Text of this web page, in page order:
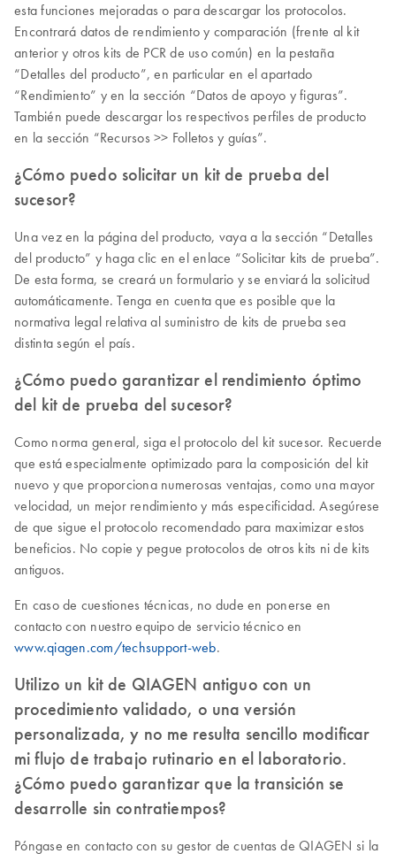
esta funciones mejoradas o para descargar los protocolos.
Encontrará datos de rendimiento y comparación (frente al kit
anterior y otros kits de PCR de uso común) en la pestaña
“Detalles del producto”, en particular en el apartado
“Rendimiento” y en la sección “Datos de apoyo y figuras”.
También puede descargar los respectivos perfiles de producto
en la sección “Recursos >> Folletos y guías”.
¿Cómo puedo solicitar un kit de prueba del
sucesor?
Una vez en la página del producto, vaya a la sección “Detalles
del producto” y haga clic en el enlace “Solicitar kits de prueba”.
De esta forma, se creará un formulario y se enviará la solicitud
automáticamente. Tenga en cuenta que es posible que la
normativa legal relativa al suministro de kits de prueba sea
distinta según el país.
¿Cómo puedo garantizar el rendimiento óptimo
del kit de prueba del sucesor?
Como norma general, siga el protocolo del kit sucesor. Recuerde
que está especialmente optimizado para la composición del kit
nuevo y que proporciona numerosas ventajas, como una mayor
velocidad, un mejor rendimiento y más especificidad. Asegúrese
de que sigue el protocolo recomendado para maximizar estos
beneficios. No copie y pegue protocolos de otros kits ni de kits
antiguos.
En caso de cuestiones técnicas, no dude en ponerse en
contacto con nuestro equipo de servicio técnico en
www.qiagen.com/techsupport-web.
Utilizo un kit de QIAGEN antiguo con un
procedimiento validado, o una versión
personalizada, y no me resulta sencillo modificar
mi flujo de trabajo rutinario en el laboratorio.
¿Cómo puedo garantizar que la transición se
desarrolle sin contratiempos?
Póngase en contacto con su gestor de cuentas de QIAGEN si la